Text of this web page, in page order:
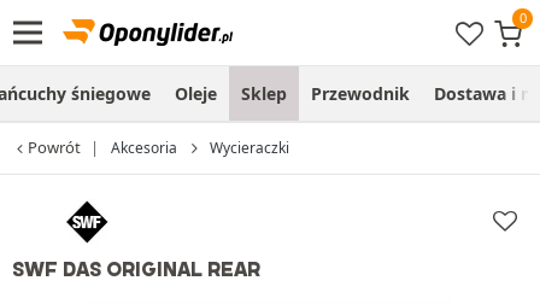
śniegowe Oleje Sklep Przewodnik Dostawa i
Powrót Akcesoria Wycieraczki
SWF DAS ORIGINAL REAR